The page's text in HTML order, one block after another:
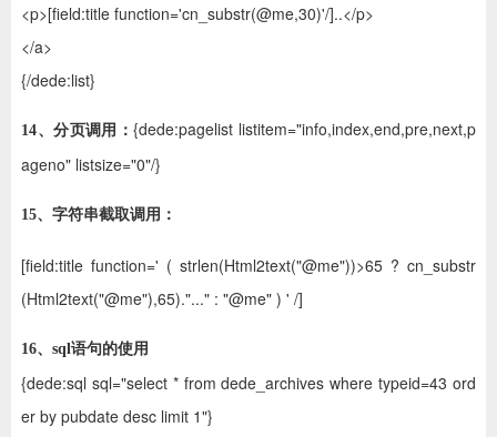
<p>[field:title function='cn_substr(@me,30)'/]..</p>
</a>
{/dede:list}
14、分页调用：{dede:pagelist listitem="info,index,end,pre,next,p
ageno" listsize="0"/}
15、字符串截取调用：
[field:title function=' ( strlen(Html2text("@me"))>65 ? cn_substr
(Html2text("@me"),65)."..." : "@me" ) ' /]
16、sql语句的使用
{dede:sql sql="select * from dede_archives where typeid=43 ord
er by pubdate desc limit 1"}